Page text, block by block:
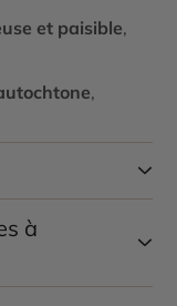
et paisible,
,
pour les
à